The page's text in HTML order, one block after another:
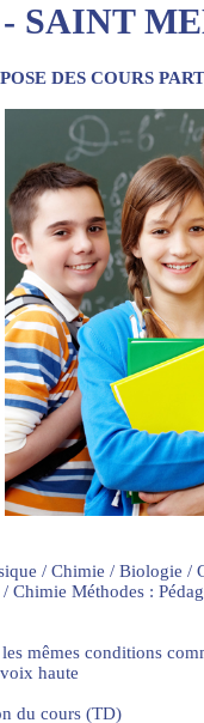
SAINT
DES COURS
/ Chimie / Biologie /
Chimie Méthodes :
mêmes conditions
haute
du cours (TD)